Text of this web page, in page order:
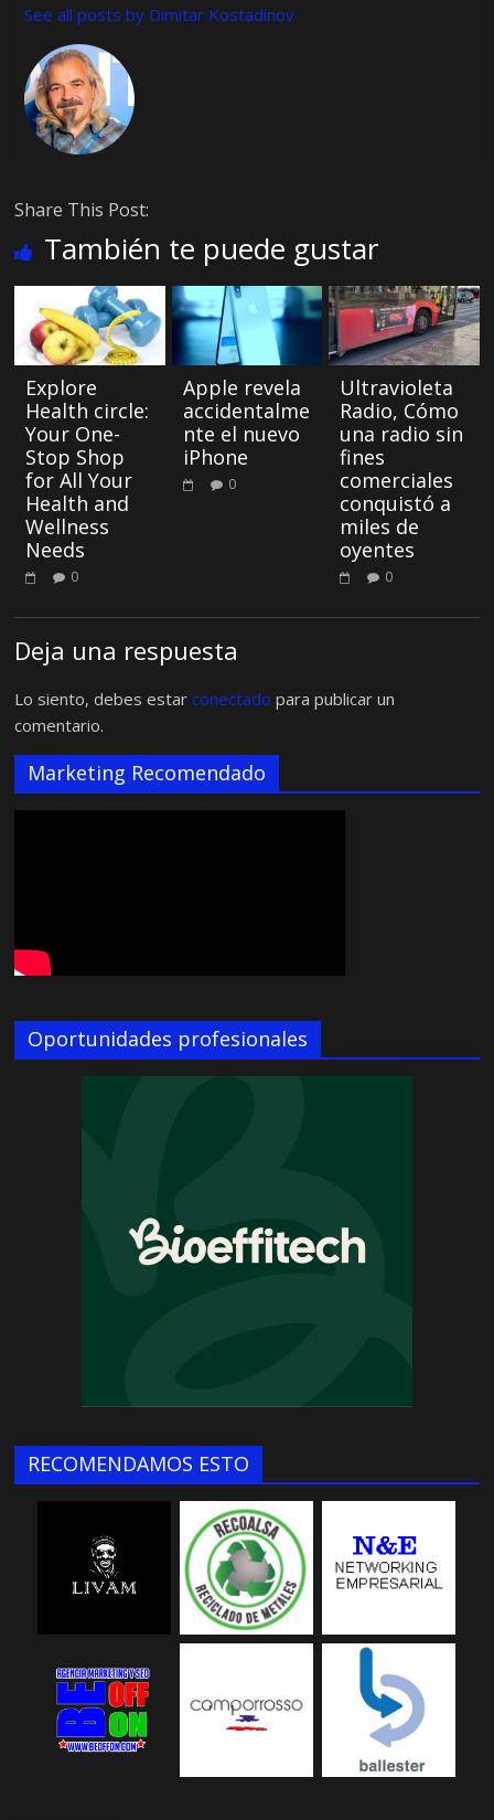
See all posts by Dimitar Kostadinov
Share This Post:
También te puede gustar
Explore
Health circle:
Your One-
Stop Shop
for All Your
Health and
Wellness
Needs
0
Apple revela
accidentalme
nte el nuevo
iPhone
0
Ultravioleta
Radio, Cómo
una radio sin
fines
comerciales
conquistó a
miles de
oyentes
0
Deja una respuesta
Lo siento, debes estarconectado para publicar un
comentario.
Marketing Recomendado
Oportunidades profesionales
RECOMENDAMOS ESTO